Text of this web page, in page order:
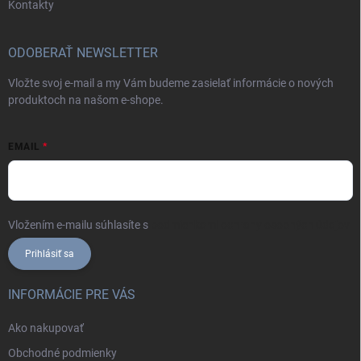
Kontakty
ODOBERAŤ NEWSLETTER
Vložte svoj e-mail a my Vám budeme zasielať informácie o nových
produktoch na našom e-shope.
EMAIL
Vložením e-mailu súhlasíte s
Prihlásiť sa
INFORMÁCIE PRE VÁS
Ako nakupovať
Obchodné podmienky